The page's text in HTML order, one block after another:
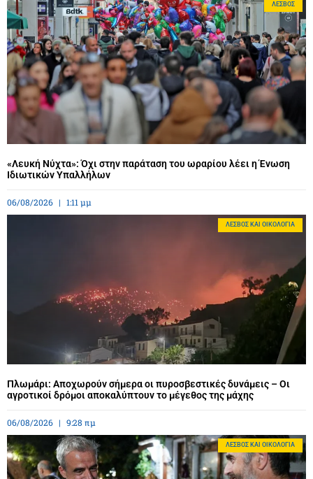
ΛΈΣΒΟΣ
«Λευκή Νύχτα»: Όχι στην παράταση του ωραρίου λέει η Ένωση
Ιδιωτικών Υπαλλήλων
06/08/2026 1:11 μμ
ΛΈΣΒΟΣ ΚΑΙ ΟΙΚΟΛΟΓΊΑ
Πλωμάρι: Αποχωρούν σήμερα οι πυροσβεστικές δυνάμεις – Οι
αγροτικοί δρόμοι αποκαλύπτουν το μέγεθος της μάχης
06/08/2026 9:28 πμ
ΛΈΣΒΟΣ ΚΑΙ ΟΙΚΟΛΟΓΊΑ